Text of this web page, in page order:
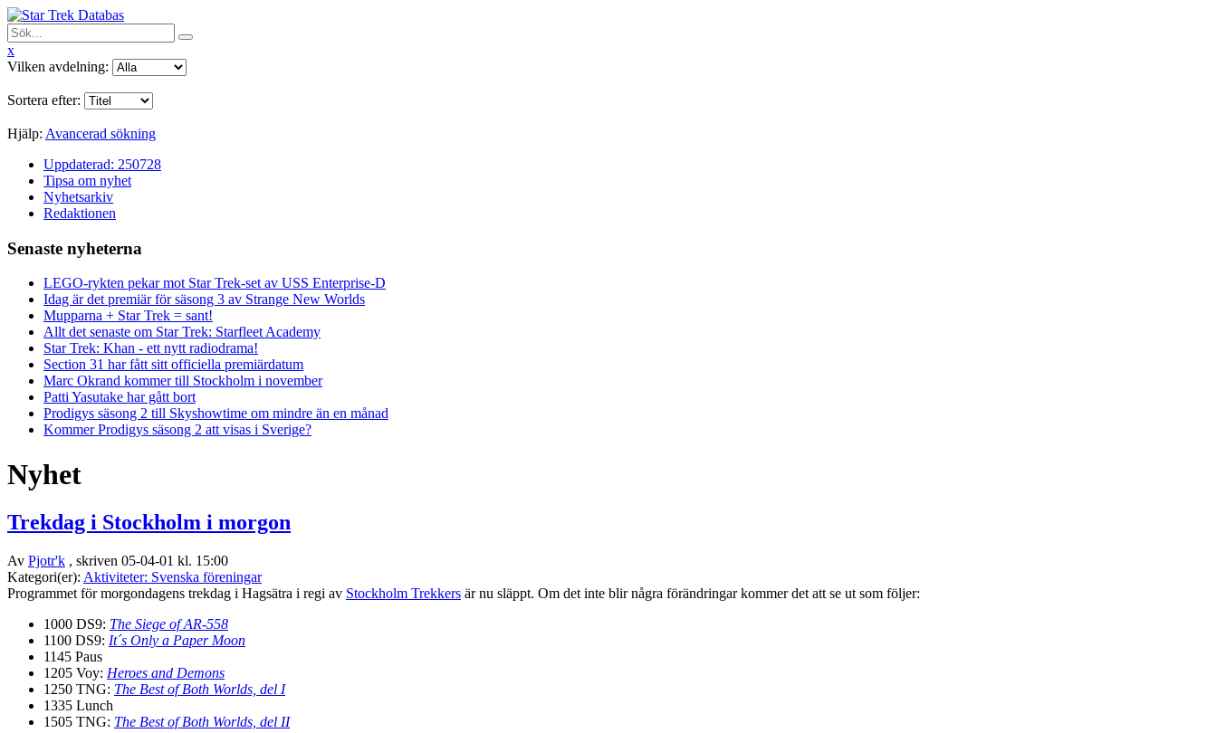
x
Vilken avdelning:
Sortera efter:
Hjälp: Avancerad sökning
Uppdaterad: 250728
Tipsa om nyhet
Nyhetsarkiv
Redaktionen
Senaste nyheterna
LEGO-rykten pekar mot Star Trek-set av USS Enterprise-D
Idag är det premiär för säsong 3 av Strange New Worlds
Mupparna + Star Trek = sant!
Allt det senaste om Star Trek: Starfleet Academy
Star Trek: Khan - ett nytt radiodrama!
Section 31 har fått sitt officiella premiärdatum
Marc Okrand kommer till Stockholm i november
Patti Yasutake har gått bort
Prodigys säsong 2 till Skyshowtime om mindre än en månad
Kommer Prodigys säsong 2 att visas i Sverige?
Nyhet
Trekdag i Stockholm i morgon
Av Pjotr'k , skriven 05-04-01 kl. 15:00
Kategori(er): Aktiviteter: Svenska föreningar
Programmet för morgondagens trekdag i Hagsätra i regi av Stockholm Trekkers är nu släppt. Om det inte blir några förändringar kommer det att se ut som följer:
1000 DS9: The Siege of AR-558
1100 DS9: It´s Only a Paper Moon
1145 Paus
1205 Voy: Heroes and Demons
1250 TNG: The Best of Both Worlds, del I
1335 Lunch
1505 TNG: The Best of Both Worlds, del II